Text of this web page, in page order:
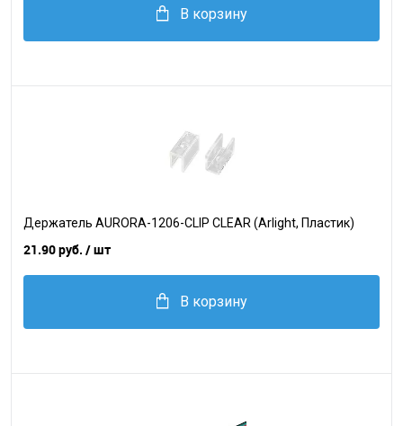
В корзину
Держатель AURORA-1206-CLIP CLEAR (Arlight, Пластик)
21.90 руб. / шт
В корзину